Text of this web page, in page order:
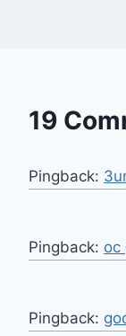
19
Pingback:
Pingback: oc
Pingback: